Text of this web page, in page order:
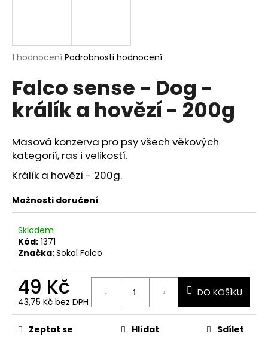
Průměrné
produktu
je
5,0
hvězdiček.
1 hodnocení Podrobnosti hodnocení
Falco sense - Dog -
králík a hovězí - 200g
Masová konzerva pro psy všech věkových
kategorií, ras i velikostí.
Králík a hovězí - 200g.
Možnosti doručení
Skladem
Kód: 1371
Značka:Sokol Falco
49 Kč
43,75 Kč bez DPH
Měrná
cena:
DO KOŠÍKU
Zeptat se Hlídat Sdílet
í
t
?
HLEDAT
o
p
o
u
č
u
e
m
e